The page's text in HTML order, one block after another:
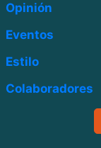
Opinión
Eventos
Estilo
Colaboradores